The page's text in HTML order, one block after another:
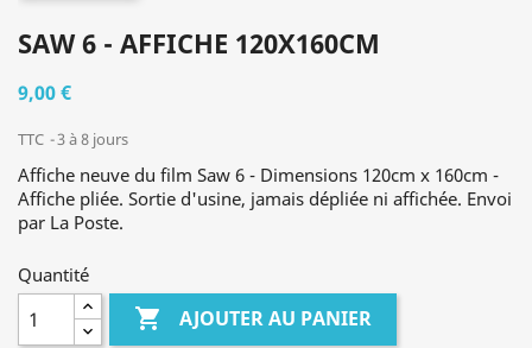
SAW 6 - AFFICHE 120X160CM
9,00 €
TTC 3 à 8 jours
Affiche neuve du film Saw 6 - Dimensions 120cm x 160cm -
Affiche pliée. Sortie d'usine, jamais dépliée ni affichée. Envoi
par La Poste.
Quantité
 AJOUTER AU PANIER